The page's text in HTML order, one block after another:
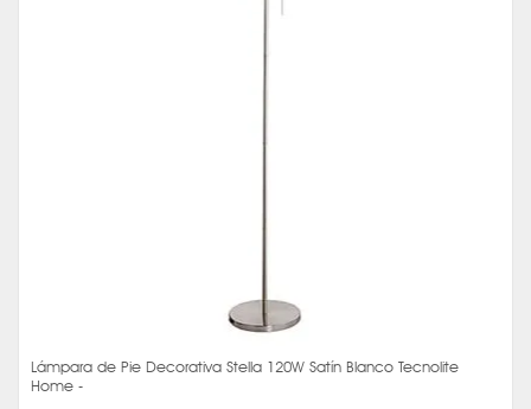
Lámpara de Pie Decorativa Stella 120W Satín Blanco Tecnolite
Home -